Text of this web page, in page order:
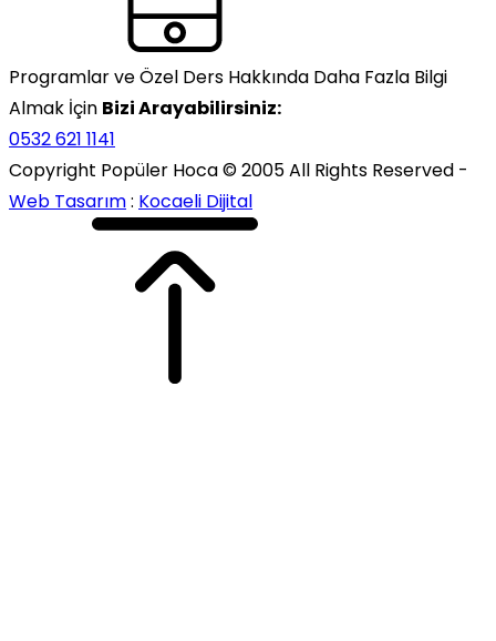
Programlar ve Özel Ders Hakkında Daha Fazla Bilgi
Almak İçin Bizi Arayabilirsiniz:
0532 621 1141
Copyright Popüler Hoca © 2005 All Rights Reserved -
Web Tasarım: Kocaeli Dijital